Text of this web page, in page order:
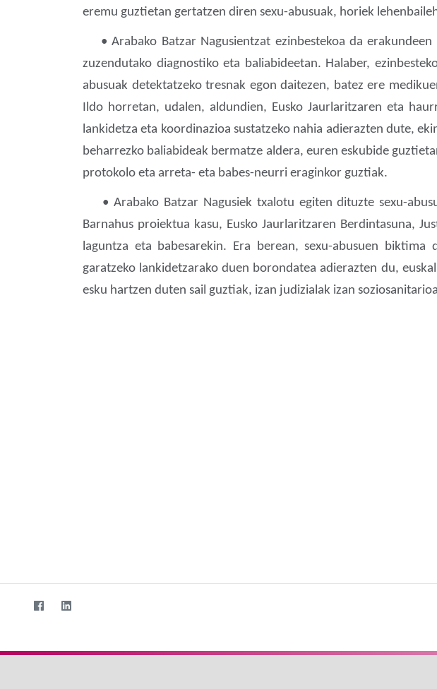
eremu guztietan gertatzen diren sexu-abusuak, horiek
• Arabako Batzar Nagusientzat ezinbestekoa da
zuzendutako diagnostiko eta baliabideetan. Halaber,
abusuak detektatzeko tresnak egon daitezen, batez ere
Ildo horretan, udalen, aldundien, Eusko Jaurlaritzaren eta
lankidetza eta koordinazioa sustatzeko nahia adierazten dute,
beharrezko baliabideak bermatze aldera, euren eskubide
protokolo eta arreta- eta babes-neurri eraginkor guztiak.
• Arabako Batzar Nagusiek txalotu egiten dituzte sexu-
Barnahus proiektua kasu, Eusko Jaurlaritzaren Berdintasuna,
laguntza eta babesarekin. Era berean, sexu-abusuen
garatzeko lankidetzarako duen borondatea adierazten du,
esku hartzen duten sail guztiak, izan judizialak izan